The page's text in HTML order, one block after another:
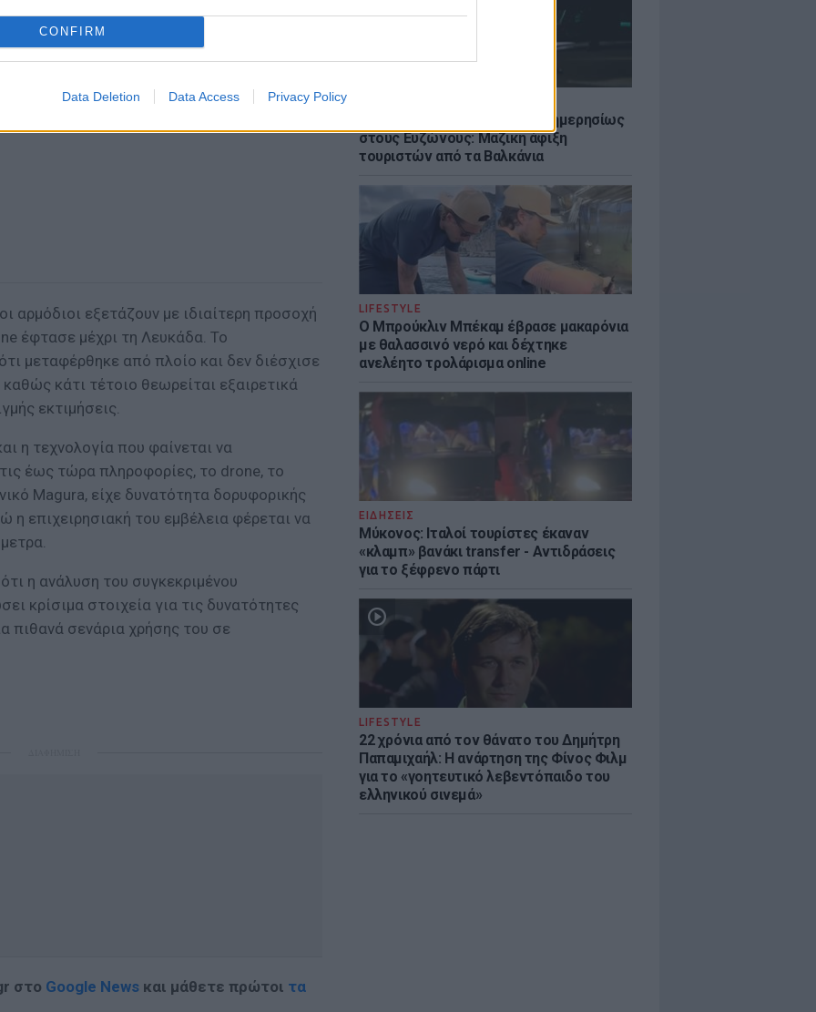
CONFIRM
Data Deletion Data Access Privacy Policy
Πάνω από 45.000 διελεύσεις ημερησίως
στους Ευζώνους: Μαζική άφιξη
τουριστών από τα Βαλκάνια
LIFESTYLE
Ο Μπρούκλιν Μπέκαμ έβρασε μακαρόνια
με θαλασσινό νερό και δέχτηκε
ανελέητο τρολάρισμα online
ΕΙΔΗΣΕΙΣ
Μύκονος: Ιταλοί τουρίστες έκαναν
«κλαμπ» βανάκι transfer - Αντιδράσεις
για το ξέφρενο πάρτι
LIFESTYLE
22 χρόνια από τον θάνατο του Δημήτρη
Παπαμιχαήλ: Η ανάρτηση της Φίνος Φιλμ
για το «γοητευτικό λεβεντόπαιδο του
ελληνικού σινεμά»
αρμόδιοι εξετάζουν με ιδιαίτερη προσοχή
έφτασε μέχρι τη Λευκάδα. Το
μεταφέρθηκε από πλοίο και δεν διέσχισε
κάτι τέτοιο θεωρείται εξαιρετικά
εκτιμήσεις.
η τεχνολογία που φαίνεται να
έως τώρα πληροφορίες, το drone, το
Magura, είχε δυνατότητα δορυφορικής
επιχειρησιακή του εμβέλεια φέρεται να
η ανάλυση του συγκεκριμένου
κρίσιμα στοιχεία για τις δυνατότητες
πιθανά σενάρια χρήσης του σε
στο Google News και μάθετε πρώτοι τα